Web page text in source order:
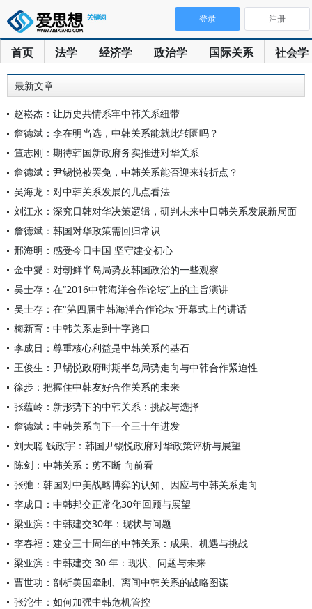
首页 法学 经济学 政治学 国际关系 社会学
登录 注册
最新文章
赵崧杰：让历史共情系牢中韩关系纽带
詹德斌：李在明当选，中韩关系能就此转圜吗？
笪志刚：期待韩国新政府务实推进对华关系
詹德斌：尹锡悦被罢免，中韩关系能否迎来转折点？
吴海龙：对中韩关系发展的几点看法
刘江永：深究日韩对华决策逻辑，研判未来中日韩关系发展新局面
詹德斌：韩国对华政策需回归常识
邢海明：感受今日中国 坚守建交初心
金中燮：对朝鲜半岛局势及韩国政治的一些观察
吴士存：在“2016中韩海洋合作论坛”上的主旨演讲
吴士存：在"第四届中韩海洋合作论坛"开幕式上的讲话
梅新育：中韩关系走到十字路口
李成日：尊重核心利益是中韩关系的基石
王俊生：尹锡悦政府时期半岛局势走向与中韩合作紧迫性
徐步：把握住中韩友好合作关系的未来
张蕴岭：新形势下的中韩关系：挑战与选择
詹德斌：中韩关系向下一个三十年进发
刘天聪 钱政宇：韩国尹锡悦政府对华政策评析与展望
陈剑：中韩关系：剪不断 向前看
张弛：韩国对中美战略博弈的认知、因应与中韩关系走向
李成日：中韩邦交正常化30年回顾与展望
梁亚滨：中韩建交30年：现状与问题
李春福：建交三十周年的中韩关系：成果、机遇与挑战
梁亚滨：中韩建交 30 年：现状、问题与未来
曹世功：剖析美国牵制、离间中韩关系的战略图谋
张沱生：如何加强中韩危机管控